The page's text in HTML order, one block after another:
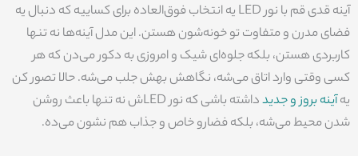
آینه قدی قم با نور LED یه انتخاب فوق‌العاده برای کساییه که دنبال یه
فضای مدرن و متفاوت تو خونه‌شون هستن. این مدل آینه‌ها نه تنها
کاربردی هستن، بلکه جلوه‌ای شیک و امروزی به دکور می‌دن که هر
کسی وقتی وارد اتاق می‌شه، نگاهش بهش جلب می‌شه. حالا تصور کن
یهآینه بروز و جدید
داشته باشی که نور LEDش نه تنها باعث روشن
شدن محیط می‌شه، بلکه فضارو خاص و جذاب هم نشون می‌ده.